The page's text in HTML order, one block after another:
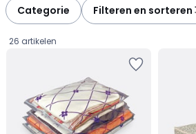
Categorie Filteren en sorteren
26 artikelen